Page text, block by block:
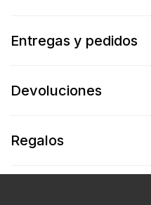
Entregas y pedidos
Devoluciones
Regalos